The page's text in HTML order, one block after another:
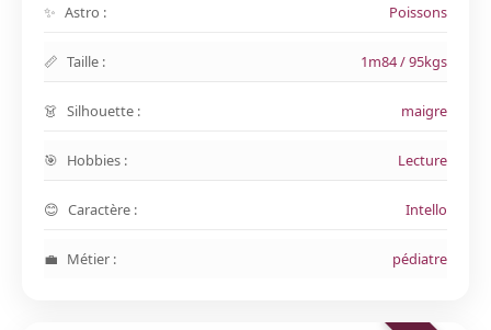
Astro : Poissons
Taille : 1m84 / 95kgs
Silhouette : maigre
Hobbies : Lecture
Caractère : Intello
Métier : pédiatre